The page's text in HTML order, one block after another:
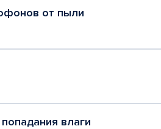
от пыли
влаги